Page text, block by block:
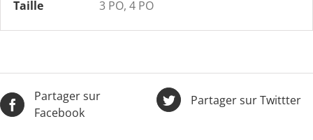
Taille
3 PO, 4 PO
Partager sur
Facebook
Partager sur Twittter